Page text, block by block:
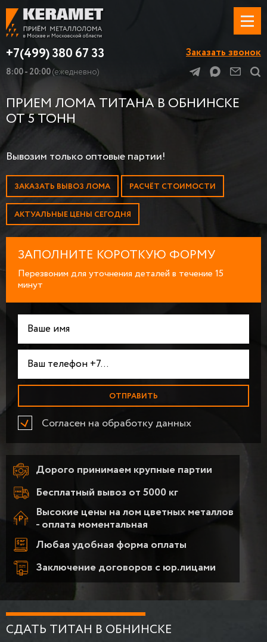
+7(499) 380 67 33
8:00 - 20:00(ежедневно)
Заказать звонок
ПРИЕМ ЛОМА ТИТАНА В ОБНИНСКЕ
ОТ 5 ТОНН
Вывозим только оптовые партии!
ЗАКАЗАТЬ ВЫВОЗ ЛОМА РАСЧЁТ СТОИМОСТИ
АКТУАЛЬНЫЕ ЦЕНЫ СЕГОДНЯ
Дорого принимаем крупные партии
Бесплатный вывоз от 5000 кг
Высокие цены на лом цветных металлов
- оплата моментальная
Любая удобная форма оплаты
Заключение договоров с юр.лицами
ЗАПОЛНИТЕ КОРОТКУЮ ФОРМУ
Перезвоним для уточнения деталей в течение 15
минут
Согласен на обработку данных
СДАТЬ ТИТАН В ОБНИНСКЕ